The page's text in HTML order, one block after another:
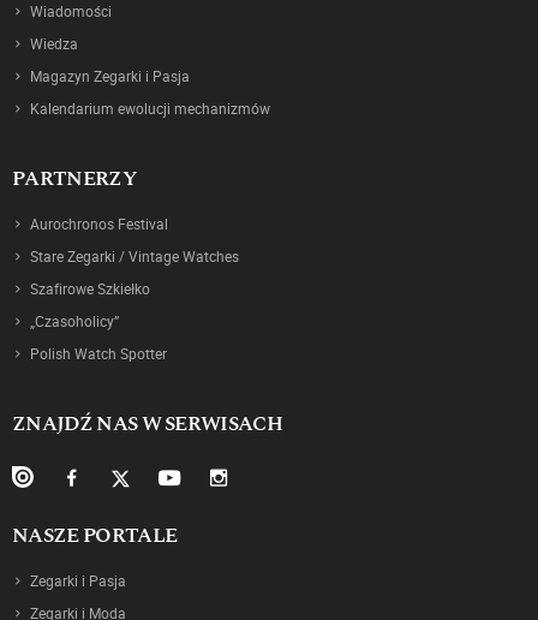
Wiadomości
Wiedza
Magazyn Zegarki i Pasja
Kalendarium ewolucji mechanizmów
PARTNERZY
Aurochronos Festival
Stare Zegarki / Vintage Watches
Szafirowe Szkiełko
„Czasoholicy”
Polish Watch Spotter
ZNAJDŹ NAS W SERWISACH
NASZE PORTALE
Zegarki i Pasja
Zegarki i Moda